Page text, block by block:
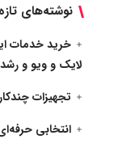
نوشته‌های تازه
خرید خدمات
لایک و ویو و
تجهیزات
انتخابی